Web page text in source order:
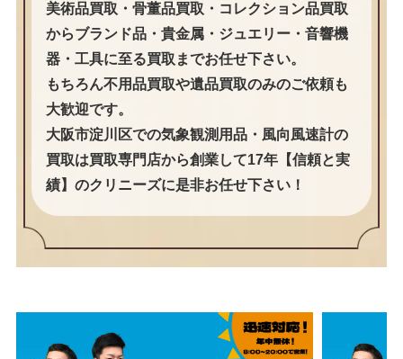
美術品買取・骨董品買取・コレクション品買取
からブランド品・貴金属・ジュエリー・音響機
器・工具に至る買取までお任せ下さい。
もちろん不用品買取や遺品買取のみのご依頼も
大歓迎です。
大阪市淀川区での気象観測用品・風向風速計の
買取は買取専門店から創業して17年【信頼と実
績】のクリニーズに是非お任せ下さい！